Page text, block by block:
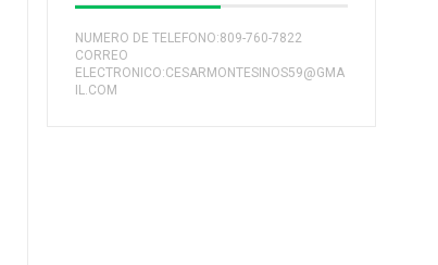
NUMERO DE TELEFONO:809-760-7822
CORREO
ELECTRONICO:CESARMONTESINOS59@GMA
IL.COM